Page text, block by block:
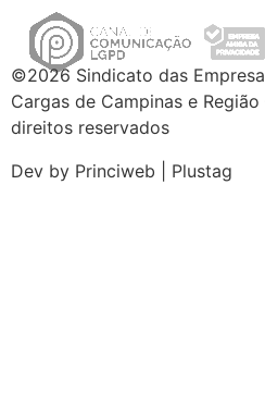
©2026 Sindicato das
Cargas de Campinas e
direitos reservados
Dev by Princiweb | Plustag